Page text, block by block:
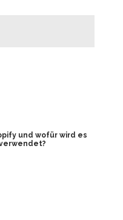
und wofür wird es